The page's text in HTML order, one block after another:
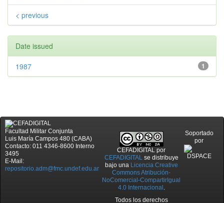
< previous
Date issued
1
1987
Facultad Militar Conjunta
Luis María Campos 480 (CABA)
Contacto: 011 4346-8600 Interno
3495
E-Mail:
repositorio.adm@fmc.undef.edu.ar
CEFADIGITAL por
CEFADIGITALse distribuye
bajo una Licencia Creative
Commons Atribución-
NoComercial-CompartirIgual
4.0 Internacional .
Todos los derechos
Soportado
por